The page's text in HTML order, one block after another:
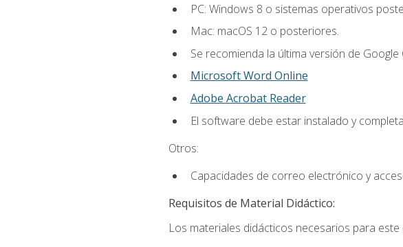
PC: Windows 8 o sistemas operativos
Mac: macOS 12 o posteriores.
Se recomienda la última versión de
Microsoft Word Online
Adobe Acrobat Reader
El software debe estar instalado y
Otros:
Capacidades de correo electrónico y
Requisitos de Material Didáctico:
Los materiales didácticos necesarios para